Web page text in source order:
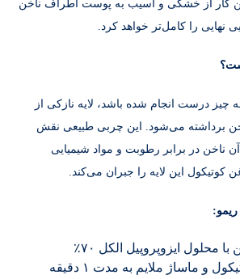
کار از خشکی و آسیب به پوست اطراف ناخن
نهایی را کامل‌تر خواهد کرد.
چیز درست انجام شده باشد، لایه نازکی از
برداشته می‌شود. این چربی طبیعی نقش
ناخن در برابر رطوبت و مواد شیمیایی
کوتیکول این لایه را جبران می‌کند.
محلول ایزوپروپیل الکل ۷۰٪
استفاده از روغن کوتیکول و ماساژ ملایم به مدت ۱ دقیقه